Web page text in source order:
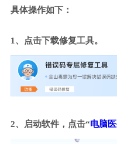
具体操作如下：
1、点击下载修复工具。
2、启动软件，点击“电脑